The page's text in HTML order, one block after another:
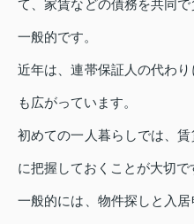
て、家賃などの債務を共同
一般的です。
近年は、連帯保証人の代わ
も広がっています。
初めての一人暮らしでは、
に把握しておくことが大切で
一般的には、物件探しと入